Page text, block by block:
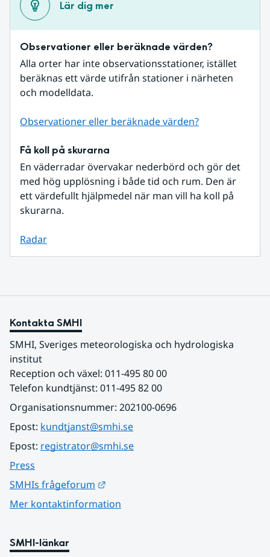
Lär dig mer
Observationer eller beräknade värden?
Alla orter har inte observationsstationer, istället
beräknas ett värde utifrån stationer i närheten
och modelldata.
Observationer eller beräknade värden?
Få koll på skurarna
En väderradar övervakar nederbörd och gör det
med hög upplösning i både tid och rum. Den är
ett värdefullt hjälpmedel när man vill ha koll på
skurarna.
Radar
Kontakta SMHI
SMHI, Sveriges meteorologiska och hydrologiska
institut
Reception och växel: 011-495 80 00
Telefon kundtjänst: 011-495 82 00
Organisationsnummer: 202100-0696
Epost: kundtjanst@smhi.se
Epost: registrator@smhi.se
Press
SMHIs frågeforum
Mer kontaktinformation
SMHI-länkar